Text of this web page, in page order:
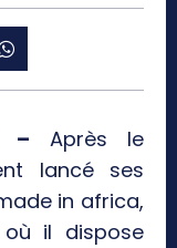
– Après le
lancé ses
in africa,
où il dispose